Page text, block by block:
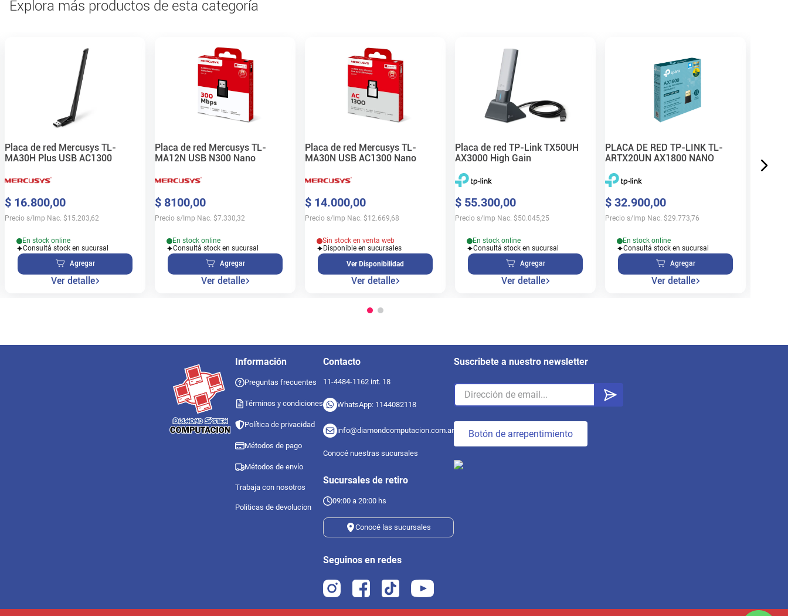
Explora más productos de esta categoría
Placa de red Mercusys TL-
MA30H Plus USB AC1300
$ 16.800,00
Precio s/Imp Nac. $15.203,62
En stock online
Consultá stock en sucursal
Agregar
Ver detalle
Placa de red Mercusys TL-
MA12N USB N300 Nano
$ 8100,00
Precio s/Imp Nac. $7.330,32
En stock online
Consultá stock en sucursal
Agregar
Ver detalle
Placa de red Mercusys TL-
MA30N USB AC1300 Nano
$ 14.000,00
Precio s/Imp Nac. $12.669,68
Sin stock en venta web
Disponible en sucursales
Ver Disponibilidad
Ver detalle
Placa de red TP-Link TX50UH
AX3000 High Gain
$ 55.300,00
Precio s/Imp Nac. $50.045,25
En stock online
Consultá stock en sucursal
Agregar
Ver detalle
PLACA DE RED TP-LINK TL-
ARTX20UN AX1800 NANO
$ 32.900,00
Precio s/Imp Nac. $29.773,76
En stock online
Consultá stock en sucursal
Agregar
Ver detalle
Información
Preguntas frecuentes
Términos y condiciones
Política de privacidad
Métodos de pago
Métodos de envío
Trabaja con nosotros
Politicas de devolucion
Contacto
11-4484-1162 int. 18
WhatsApp: 1144082118
info@diamondcomputacion.com.ar
Conocé nuestras sucursales
Sucursales de retiro
09:00 a 20:00 hs
Conocé las sucursales
Seguinos en redes
Suscribete a nuestro newsletter
Botón de arrepentimiento